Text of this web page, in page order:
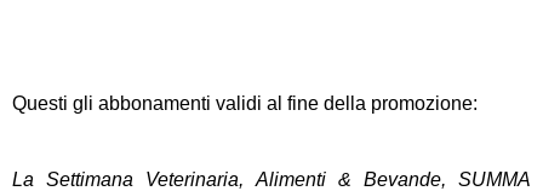
Questi gli abbonamenti validi al fine della promozione:
La Settimana Veterinaria, Alimenti & Bevande, SUMMA